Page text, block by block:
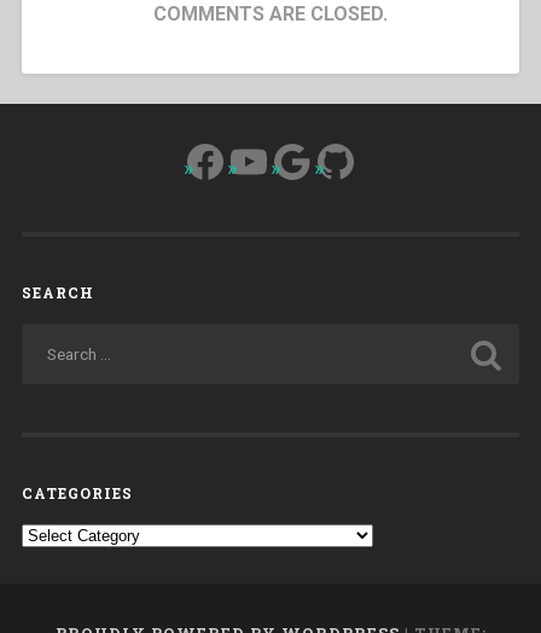
COMMENTS ARE CLOSED.
Facebook
YouTube
Google
GitHub
SEARCH
CATEGORIES
Categories